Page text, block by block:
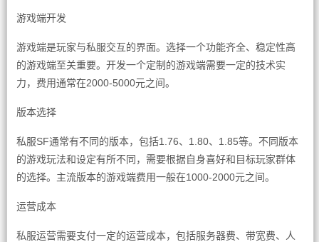
游戏端开发
游戏端是玩家与私服交互的界面。选择一个功能齐全、稳定性高
的游戏端至关重要。开发一个定制的游戏端需要一定的技术实
力，费用通常在2000-5000元之间。
版本选择
私服SF通常有不同的版本，包括1.76、1.80、1.85等。不同版本
的游戏玩法和设定有所不同，需要根据自身喜好和目标玩家群体
的选择。主流版本的游戏端费用一般在1000-2000元之间。
运营成本
私服运营需要支付一定的运营成本，包括服务器费、带宽费、人